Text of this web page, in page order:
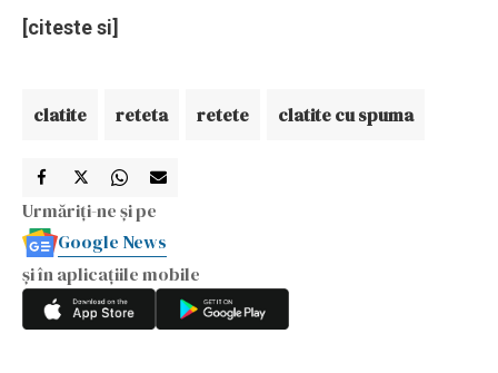
[citeste si]
clatite reteta retete clatite cu spuma
Urmăriți-ne și pe
Google News
și în aplicațiile mobile